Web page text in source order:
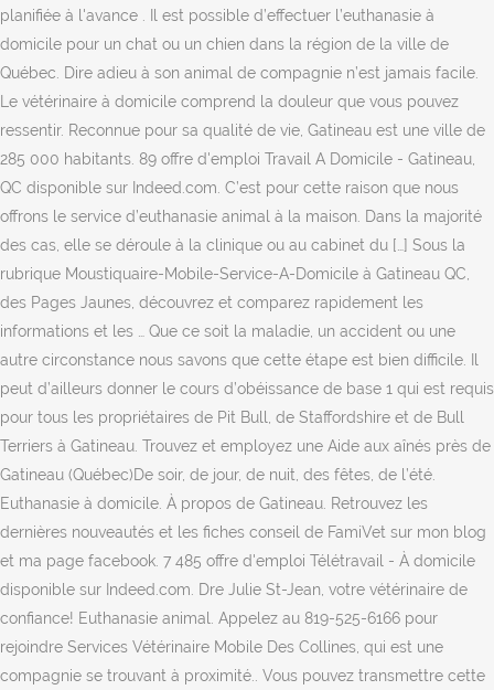
planifiée à l'avance . Il est possible d’effectuer l’euthanasie à
domicile pour un chat ou un chien dans la région de la ville de
Québec. Dire adieu à son animal de compagnie n’est jamais facile.
Le vétérinaire à domicile comprend la douleur que vous pouvez
ressentir. Reconnue pour sa qualité de vie, Gatineau est une ville de
285 000 habitants. 89 offre d'emploi Travail A Domicile - Gatineau,
QC disponible sur Indeed.com. C’est pour cette raison que nous
offrons le service d’euthanasie animal à la maison. Dans la majorité
des cas, elle se déroule à la clinique ou au cabinet du […] Sous la
rubrique Moustiquaire-Mobile-Service-A-Domicile à Gatineau QC,
des Pages Jaunes, découvrez et comparez rapidement les
informations et les … Que ce soit la maladie, un accident ou une
autre circonstance nous savons que cette étape est bien difficile. Il
peut d’ailleurs donner le cours d’obéissance de base 1 qui est requis
pour tous les propriétaires de Pit Bull, de Staffordshire et de Bull
Terriers à Gatineau. Trouvez et employez une Aide aux aînés près de
Gatineau (Québec)De soir, de jour, de nuit, des fêtes, de l’été.
Euthanasie à domicile. À propos de Gatineau. Retrouvez les
dernières nouveautés et les fiches conseil de FamiVet sur mon blog
et ma page facebook. 7 485 offre d'emploi Télétravail - À domicile
disponible sur Indeed.com. Dre Julie St-Jean, votre vétérinaire de
confiance! Euthanasie animal. Appelez au 819-525-6166 pour
rejoindre Services Vétérinaire Mobile Des Collines, qui est une
compagnie se trouvant à proximité.. Vous pouvez transmettre cette